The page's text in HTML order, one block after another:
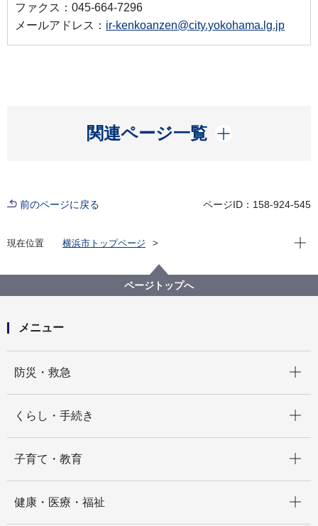
ファクス：045-664-7296
メールアドレス： ir-kenkoanzen@city.yokohama.lg.jp
関連ページ一覧
開く
前のページに戻る ページID：158-924-545
現在位置
横浜市トップページ
医療局
新型コロナウイルス陽性になったら。
現在
ページトップへ
メニュー
防災・救急
くらし・手続き
子育て・教育
健康・医療・福祉